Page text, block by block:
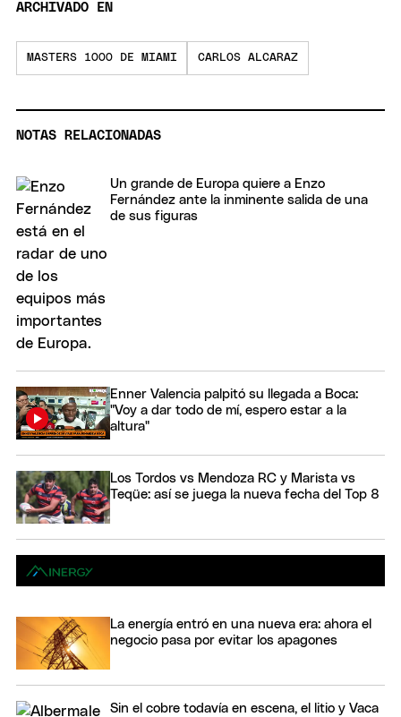
ARCHIVADO EN
MASTERS 1000 DE MIAMI CARLOS ALCARAZ
NOTAS RELACIONADAS
Un grande de Europa quiere a Enzo
Fernández ante la inminente salida de una
de sus figuras
Enner Valencia palpitó su llegada a Boca:
"Voy a dar todo de mí, espero estar a la
altura"
Los Tordos vs Mendoza RC y Marista vs
Teqüe: así se juega la nueva fecha del Top 8
La energía entró en una nueva era: ahora el
negocio pasa por evitar los apagones
Sin el cobre todavía en escena, el litio y Vaca